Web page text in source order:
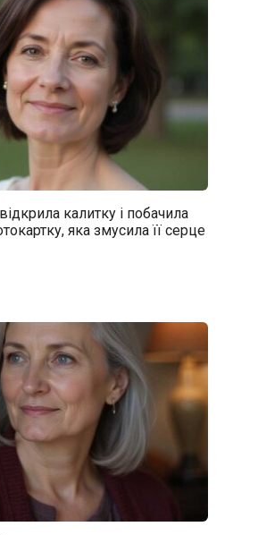
калитку і побачила
яка змусила її серце